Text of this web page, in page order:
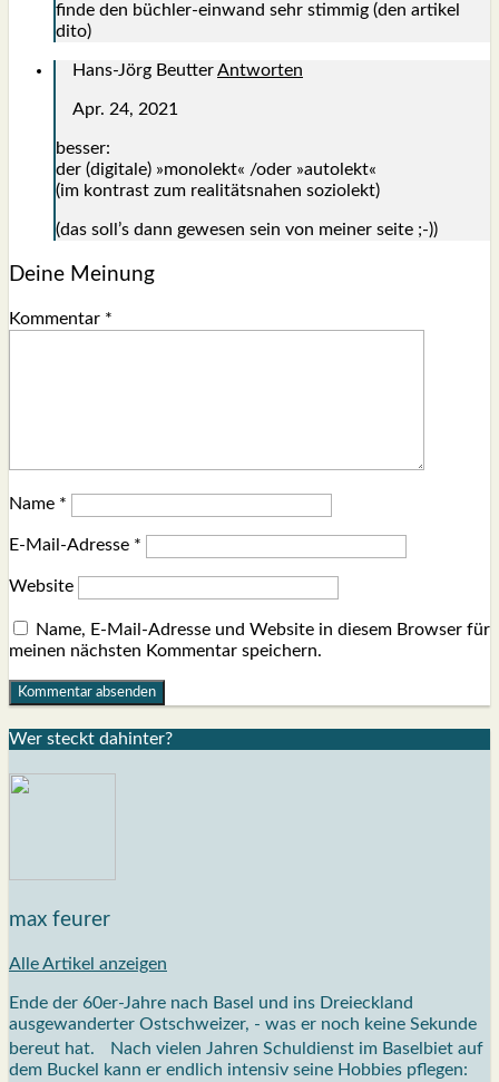
fin­de den büch­ler-ein­wand sehr stim­mig (den arti­kel
dito)
Hans-Jörg BeutterAntworten
Apr. 24, 2021
bes­ser:
der (digi­ta­le) »mono­lekt« /oder »auto­lekt«
(im kon­trast zum rea­li­täts­na­hen sozio­lekt)
(das soll’s dann gewe­sen sein von mei­ner sei­te ;-))
Deine Meinung
Kommentar *
Name *
E-Mail-Adresse *
Website
Name, E-Mail-Adresse und Website in diesem Browser für
meinen nächsten Kommentar speichern.
Wer steckt dahin­ter?
max feurer
Alle Artikel anzeigen
Ende der 60er-Jahre nach Basel und ins Dreieckland
ausgewanderter Ostschweizer, - was er noch keine Sekunde
bereut hat. Nach vielen Jahren Schuldienst im Baselbiet auf
dem Buckel kann er endlich intensiv seine Hobbies pflegen: